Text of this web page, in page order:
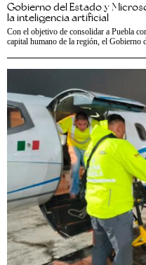
Gobierno del Estado y
la inteligencia artificial
Con el objetivo de consolidar a Puebla
capital humano de la región, el Gobierno